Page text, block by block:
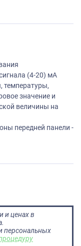
(4-20) мА
температуры,
значение и
величины на
передней панели -
и ценах в
персональных